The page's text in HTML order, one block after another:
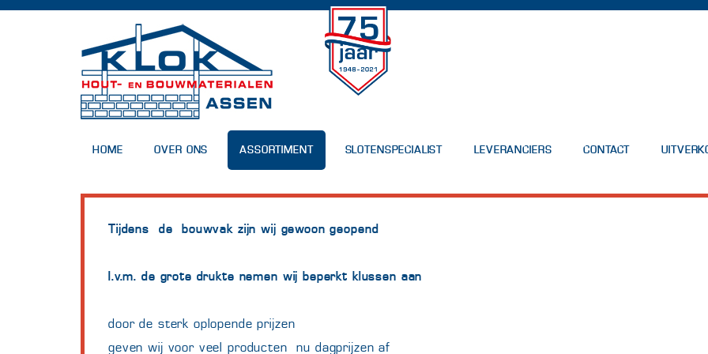
HOME OVER ONS ASSORTIMENT SLOTENSPECIALIST LEVERANCIERS CONTACT
Tijdens de bouwvak zijn wij gewoon geopend
I.v.m. de grote drukte nemen wij beperkt klussen aan
door de sterk oplopende prijzen
geven wij voor veel producten nu dagprijzen af